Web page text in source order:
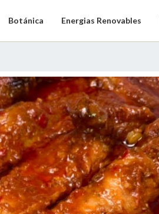
Botánica Energias Renovables